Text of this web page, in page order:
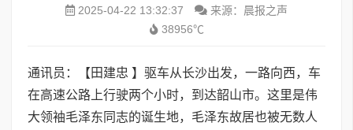
2025-04-22 13:32:37
来源：晨报之声
38956℃
通讯员：【田建忠 】驱车从长沙出发，一路向西，车
在高速公路上行驶两个小时，到达韶山市。这里是伟
大领袖毛泽东同志的诞生地，毛泽东故居也被无数人